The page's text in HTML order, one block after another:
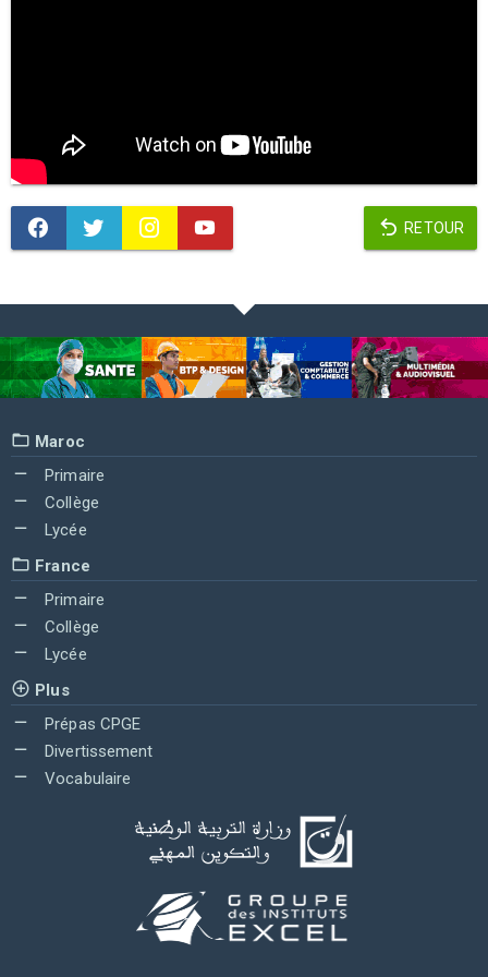
RETOUR
Maroc
Primaire
Collège
Lycée
France
Primaire
Collège
Lycée
Plus
Prépas CPGE
Divertissement
Vocabulaire